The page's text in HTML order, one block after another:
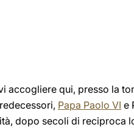
qui, presso la
Papa Paolo VI e
dopo secoli di reciproca